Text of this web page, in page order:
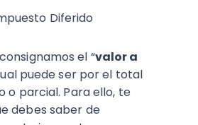
el “valor a
puede ser por el total
o parcial. Para ello, te
debes saber de